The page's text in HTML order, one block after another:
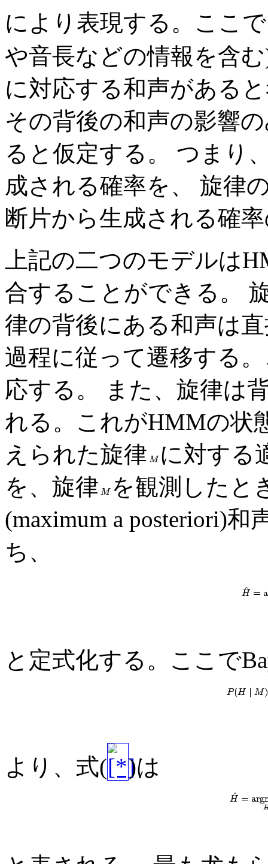
により表現する。ここ
や音長などの情報を含
に対応する和声がある
その背後の和声の影響
ると仮定する。 つまり
成される確率を、 旋律
断片から生成される確
上記の二つのモデルは
合することができる。
律の背後にある和声は
過程に従って遷移する
応する。 また、旋律は
れる。これがHMMの状
えられた旋律 に対する
を、旋律
を観測したと
(maximum a posteriori)和
ち、
と定式化する。ここで
より、式( )は